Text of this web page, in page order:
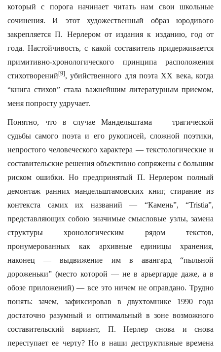
который с порога начинает читать нам свои школьные
сочинения. И этот художественный образ юродивого
закрепляется П. Нерлером от издания к изданию, год от
года. Настойчивость, с какой составитель придерживается
примитивно-хронологического принципа расположения
стихотворений[9], убийственного для поэта XX века, когда
“книга стихов” стала важнейшим литературным приемом,
меня попросту удручает.
Понятно, что в случае Мандельштама — трагической
судьбы самого поэта и его рукописей, сложной поэтики,
непростого человеческого характера — текстологические и
составительские решения объективно сопряжены с большим
риском ошибки. Но предпринятый П. Нерлером полный
демонтаж ранних мандельштамовских книг, стирание из
контекста самих их названий — “Камень”, “Tristia”,
представляющих собою значимые смысловые узлы, замена
структуры хронологическим рядом текстов,
пронумерованных как архивные единицы хранения,
наконец — выдвижение им в авангард “пыльной
дороженьки” (место которой — не в арьергарде даже, а в
обозе приложений) — все это ничем не оправдано. Трудно
понять: зачем, зафиксировав в двухтомнике 1990 года
достаточно разумный и оптимальный в зоне возможного
составительский вариант, П. Нерлер снова и снова
переступает ее черту? Но в наши деструктивные времена